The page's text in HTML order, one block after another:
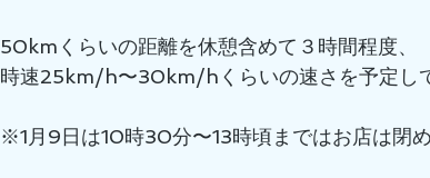
50kmくらいの距離を休憩含めて３時間程度、
時速25km/h〜30km/hくらいの速さを予定し
※1月9日は10時30分〜13時頃まではお店は閉